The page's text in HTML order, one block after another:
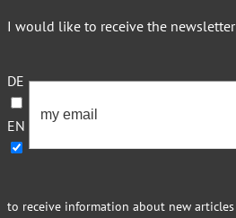
I would like to receive the
DE
EN
to receive information about new